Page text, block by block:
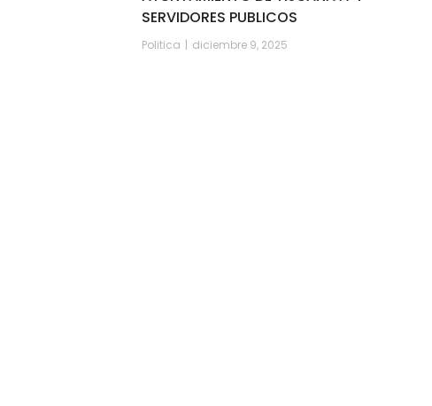
SERVIDORES PUBLICOS
Politica diciembre 9, 2025